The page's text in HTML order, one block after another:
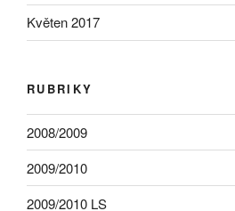
Květen 2017
RUBRIKY
2008/2009
2009/2010
2009/2010 LS